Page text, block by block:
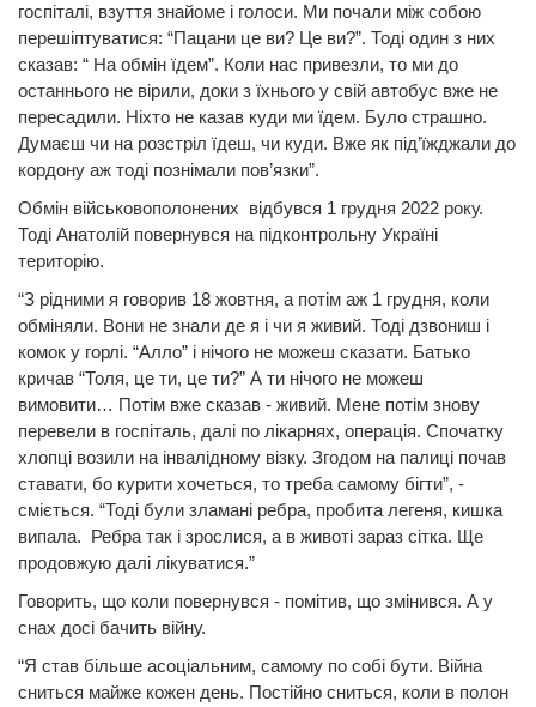
госпіталі, взуття знайоме і голоси. Ми почали між собою
перешіптуватися: “Пацани це ви? Це ви?”. Тоді один з них
сказав: “ На обмін їдем”. Коли нас привезли, то ми до
останнього не вірили, доки з їхнього у свій автобус вже не
пересадили. Ніхто не казав куди ми їдем. Було страшно.
Думаєш чи на розстріл їдеш, чи куди. Вже як під’їжджали до
кордону аж тоді познімали пов’язки”.
Обмін військовополонених відбувся 1 грудня 2022 року.
Тоді Анатолій повернувся на підконтрольну Україні
територію.
“З рідними я говорив 18 жовтня, а потім аж 1 грудня, коли
обміняли. Вони не знали де я і чи я живий. Тоді дзвониш і
комок у горлі. “Алло” і нічого не можеш сказати. Батько
кричав “Толя, це ти, це ти?” А ти нічого не можеш
вимовити… Потім вже сказав - живий. Мене потім знову
перевели в госпіталь, далі по лікарнях, операція. Спочатку
хлопці возили на інвалідному візку. Згодом на палиці почав
ставати, бо курити хочеться, то треба самому бігти”, -
сміється. “Тоді були зламані ребра, пробита легеня, кишка
випала. Ребра так і зрослися, а в животі зараз сітка. Ще
продовжую далі лікуватися.”
Говорить, що коли повернувся - помітив, що змінився. А у
снах досі бачить війну.
“Я став більше асоціальним, самому по собі бути. Війна
сниться майже кожен день. Постійно сниться, коли в полон